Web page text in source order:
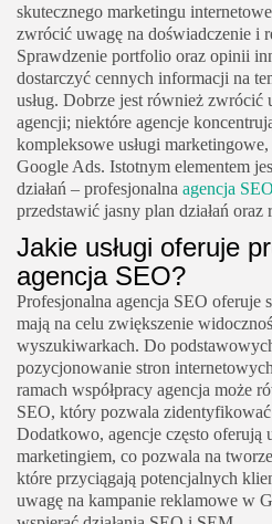
skutecznego marketingu
zwrócić uwagę na doświadczenie i
Sprawdzenie portfolio oraz opinii
dostarczyć cennych informacji na
usług. Dobrze jest również zwrócić
agencji; niektóre agencje
kompleksowe usługi
Google Ads. Istotnym elementem
działań – profesjonalna agencja SEO
przedstawić jasny plan działań
Jakie usługi oferuje
agencja SEO?
Profesjonalna agencja SEO oferuje
mają na celu zwiększenie
wyszukiwarkach. Do
pozycjonowanie stron
ramach współpracy agencja może
SEO, który pozwala
Dodatkowo, agencje często oferują
marketingiem, co pozwala na
które przyciągają potencjalnych
uwagę na kampanie reklamowe w